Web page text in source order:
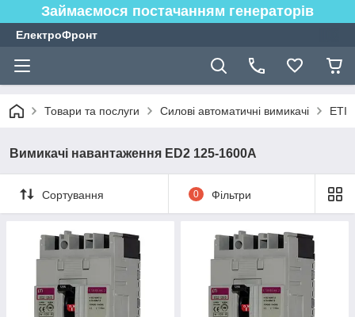
Займаємося постачанням генераторів
ЕлектроФронт
Товари та послуги Силові автоматичні вимикачі ETI
Вимикачі навантаження ED2 125-1600A
Сортування 0 Фільтри